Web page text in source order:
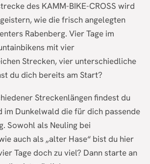
des KAMM-BIKE-CROSS wird
wie die frisch angelegten
Rabenberg. Vier Tage im
mit vier
Strecken, vier unterschiedliche
du dich bereits am Start?
Streckenlängen findest du
im Dunkelwald die für dich passende
Sowohl als Neuling bei
auch als „alter Hase“ bist du hier
Tage doch zu viel? Dann starte an